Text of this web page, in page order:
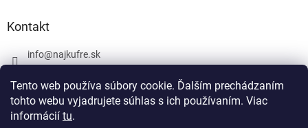
Tento web používa súbory cookie. Ďalším prechádzaním
tohto webu vyjadrujete súhlas s ich používaním. Viac
informácií tu.
Kontakt
info@najkufre.sk
Facebook